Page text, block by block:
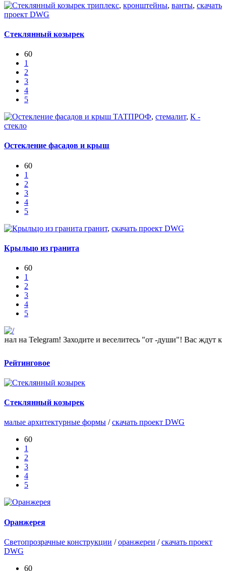
триплекс, кронштейны, ванты, скачать
проект DWG
Стеклянный козырек
60
1
2
3
4
5
ТАТПРОФ, стемалит, К -
стекло
Остекление фасадов и крыш
60
1
2
3
4
5
гранит, скачать проект DWG
Крыльцо из гранита
60
1
2
3
4
5
Заходите и веселитесь "от -души"! Вас ждут
Рейтинговое
Стеклянный козырек
малые архитектурные формы /скачать проект DWG
60
1
2
3
4
5
Оранжерея
Светопрозрачные конструкции /оранжереи /скачать проект
DWG
60